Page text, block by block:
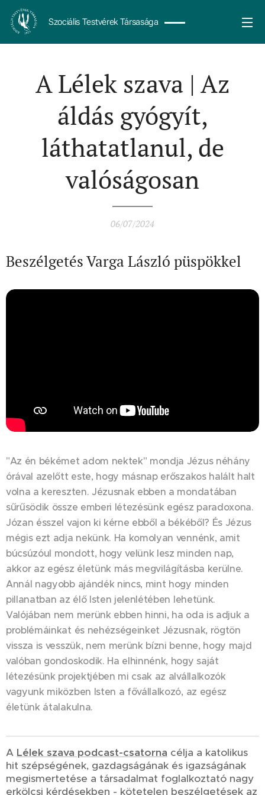
Szociális Testvérek Társasága
A Lélek szava | Az
áldás gyógyít,
láthatatlanul, de
valóságosan
06/07/2024
Beszélgetés Varga László püspökkel
"Az én békémet adom nektek" mondja Jézus néhány
órával azelőtt este, hogy másnap erőszakos halált halt
volna a kereszten. Jézusnak ebben a mondatában
sűrűsödik össze emberi létezésünk egész paradoxona.
Józan ésszel vajon ki kérne ebből a békéből? És Jézus
mégis ezt adja nekünk. Ha komolyan vennénk, amit
búcsúzóul mondott, hogy velünk lesz minden nap,
akkor az egész életünk más megvilágításba kerülne.
Annál nagyobb ajándék nincs, mint hogy minden
pillanatban az élő Isten jelenlétében lehetünk.
Valójában nem merünk ebben hinni, ha oda is adjuk a
problémáinkat és nehézségeinket Jézusnak, rögtön
vissza is vesszük, nem merünk bízni benne, hogy majd
valóban gondoskodik. Ha elhinnénk, hogy saját
létezésünk projektjében mi csak az alvállalkozók
vagyunk miközben Isten a fővállalkozó, az egész
életünk átalakulna.
A Lélek szava podcast-csatorna célja a katolikus
hit szépségének, gazdagságának és igazságának
megismertetése a társadalmat foglalkoztató nagy
erkölcsi kérdésekben - kötetelen beszélgetések az